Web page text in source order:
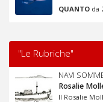
QUANTO da
"Le Rubriche"
NAVI
Rosalie
Il Rosalie